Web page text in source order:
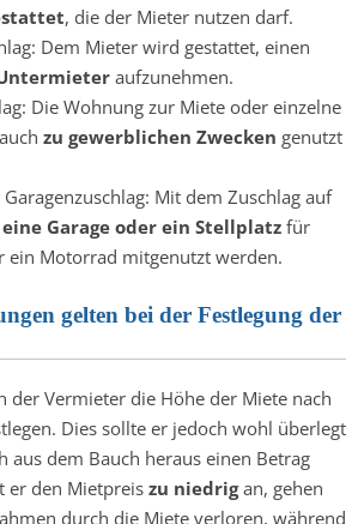
, die der Mieter nutzen darf.
Dem Mieter wird gestattet, einen
aufzunehmen.
Die Wohnung zur Miete oder einzelne
zu gewerblichen Zwecken genutzt
Mit dem Zuschlag auf
eine Garage oder ein Stellplatz für
ein Motorrad mitgenutzt werden.
gelten bei der Festlegung der
der Vermieter die Höhe der Miete nach
Dies sollte er jedoch wohl überlegt
aus dem Bauch heraus einen Betrag
er den Mietpreis zu niedrigan, gehen
durch die Miete verloren, während